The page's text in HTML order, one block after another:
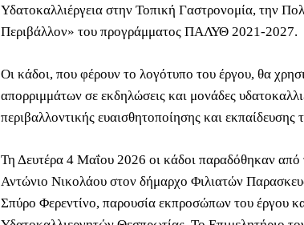
Υδατοκαλλιέργεια στην Τοπική Γαστρονομία, την
Περιβάλλον» του προγράμματος ΠΑΛΥΘ 2021-2027.
Οι κάδοι, που φέρουν το λογότυπο του έργου, θα
απορριμμάτων σε εκδηλώσεις και μονάδες
περιβαλλοντικής ευαισθητοποίησης και εκπαίδευσης
Τη Δευτέρα 4 Μαΐου 2026 οι κάδοι παραδόθηκαν από
Αντώνιο Νικολάου στον δήμαρχο Φιλιατών
Σπύρο Φερεντίνο, παρουσία εκπροσώπων του έργου